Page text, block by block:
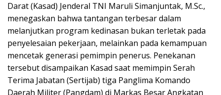
Darat (Kasad) Jenderal TNI Maruli Simanjuntak, M.Sc.,
menegaskan bahwa tantangan terbesar dalam
melanjutkan program kedinasan bukan terletak pada
penyelesaian pekerjaan, melainkan pada kemampuan
mencetak generasi pemimpin penerus. Penekanan
tersebut disampaikan Kasad saat memimpin Serah
Terima Jabatan (Sertijab) tiga Panglima Komando
Daerah Militer (Pangdam) di Markas Besar Angkatan